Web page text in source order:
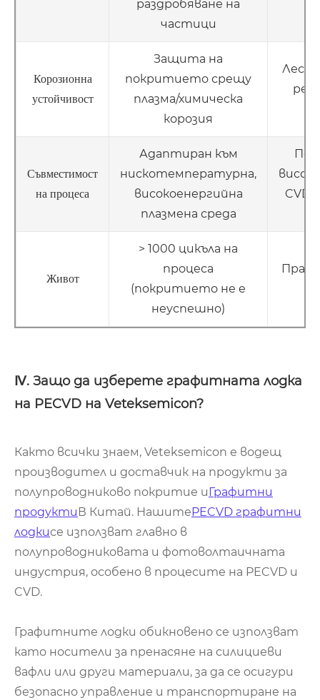
раздробяване на
частици
Корозионна
устойчивост
Защита на
покритието срещу
плазма/химическа
корозия
Съвместимост
на процеса
Адаптиран към
нискотемпературна,
високоенергийна
плазмена среда
CVD
Живот
> 1000 цикъла на
процеса
(покритието не е
неуспешно)
Прах
Ⅳ. Защо да изберете графитната лодка
на PECVD на Veteksemicon?
Както всички знаем, Veteksemicon е водещ
производител и доставчик на продукти за
полупроводниково покритие и Графитни
продукти В Китай. НашитеPECVD графитни
лодкисе използват главно в
полупроводниковата и фотоволтаичната
индустрия, особено в процесите на PECVD и
CVD.
Графитните лодки обикновено се използват
като носители за пренасяне на силициеви
вафли или други материали, за да се осигури
безопасно управление и транспортиране на